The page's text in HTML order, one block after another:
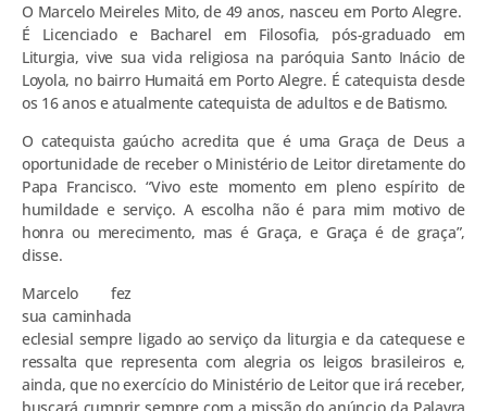
O Marcelo Meireles Mito, de 49 anos, nasceu em Porto Alegre.
É Licenciado e Bacharel em Filosofia, pós-graduado em
Liturgia, vive sua vida religiosa na paróquia Santo Inácio de
Loyola, no bairro Humaitá em Porto Alegre. É catequista desde
os 16 anos e atualmente catequista de adultos e de Batismo.
O catequista gaúcho acredita que é uma Graça de Deus a
oportunidade de receber o Ministério de Leitor diretamente do
Papa Francisco. “Vivo este momento em pleno espírito de
humildade e serviço. A escolha não é para mim motivo de
honra ou merecimento, mas é Graça, e Graça é de graça”,
disse.
Marcelo fez
sua caminhada
eclesial sempre ligado ao serviço da liturgia e da catequese e
ressalta que representa com alegria os leigos brasileiros e,
ainda, que no exercício do Ministério de Leitor que irá receber,